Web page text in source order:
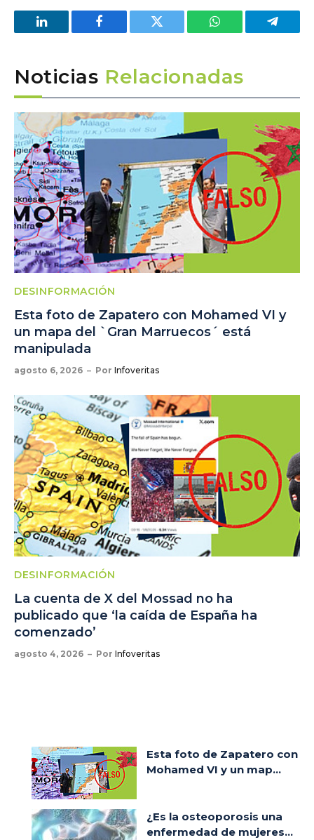
LinkedIn Facebook Twitter WhatsApp
Noticias Relacionadas
DESINFORMACIÓN
Esta foto de Zapatero con Mohamed VI y
un mapa del `Gran Marruecos´ está
manipulada
agosto 6, 2026 Por Infoveritas
DESINFORMACIÓN
La cuenta de X del Mossad no ha
publicado que ‘la caída de España ha
comenzado’
agosto 4, 2026 Por Infoveritas
Esta foto de Zapatero con
Mohamed VI y un map...
¿Es la osteoporosis una
enfermedad de mujeres...